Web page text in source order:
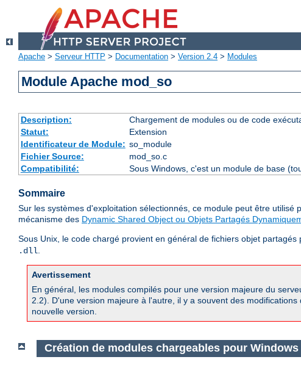
Apache > Serveur HTTP > Documentation > Version 2.4 > Modules
Module Apache mod_so
Description:
Chargement de modules ou de code
Statut:
Extension
Identificateur de Module: so_module
Fichier Source:
mod_so.c
Compatibilité:
Sous Windows, c'est un module de base
Sommaire
Sur les systèmes d'exploitation sélectionnés, ce module peut être
mécanisme des Dynamic Shared Object ou Objets Partagés
Sous Unix, le code chargé provient en général de fichiers objet
.dll.
Avertissement
En général, les modules compilés pour une version majeure du
2.2). D'une version majeure à l'autre, il y a souvent des
nouvelle version.
Création de modules chargeables pour Windows